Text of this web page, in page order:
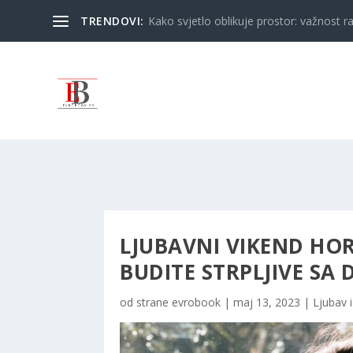
TRENDOVI: Kako svjetlo oblikuje prostor: važnost
LJUBAVNI VIKEND
BUDITE STRPLJIVE SA
od strane evrobook | maj 13, 2023 | Ljubav